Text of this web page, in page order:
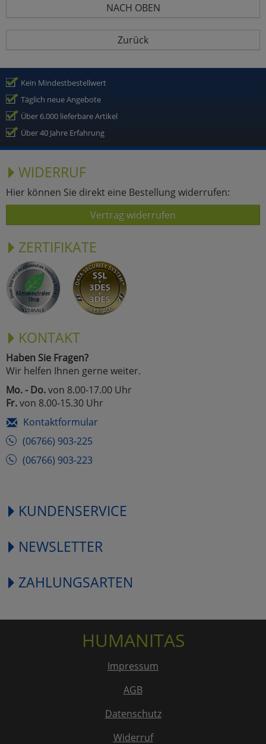
NACH OBEN
Zurück
Kein Mindestbestellwert
Täglich neue Angebote
Über 6.000 lieferbare Artikel
Über 40 Jahre Erfahrung
WIDERRUF
Hier können Sie direkt eine Bestellung widerrufen:
Vertrag widerrufen
ZERTIFIKATE
KONTAKT
Haben Sie Fragen?
Wir helfen Ihnen gerne weiter.
Mo. - Do.von 8.00-17.00 Uhr
Fr.von 8.00-15.30 Uhr
Kontaktformular
(06766) 903-225
(06766) 903-223
KUNDENSERVICE
NEWSLETTER
ZAHLUNGSARTEN
HUMANITAS
Impressum
AGB
Datenschutz
Widerruf